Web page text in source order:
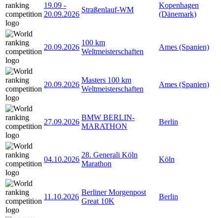
19.09 -
20.09.2026
Straßenlauf-WM
Kopenhagen
(Dänemark)
20.09.2026
100 km
Weltmeisterschaften
Ames (Spanien)
20.09.2026
Masters 100 km
Weltmeisterschaften
Ames (Spanien)
27.09.2026
BMW BERLIN-
MARATHON
Berlin
04.10.2026
28. Generali Köln
Marathon
Köln
11.10.2026
Berliner Morgenpost
Great 10K
Berlin